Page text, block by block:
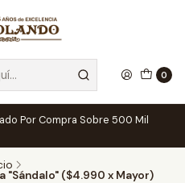
0
Por Compra Sobre 500 Mil
"Sándalo" ($4.990 x Mayor)